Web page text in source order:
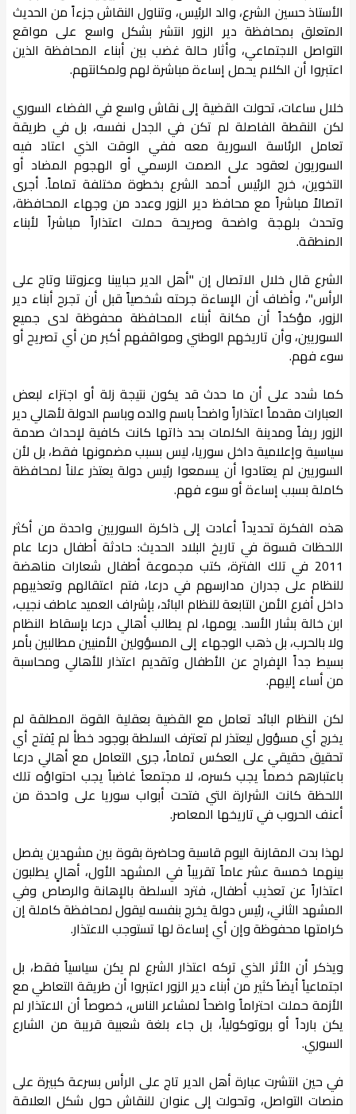
الأستاذ حسين الشرع، والد الرئيس، وتناول النقاش جزءاً من الحديث
المتعلق بمحافظة دير الزور انتشر بشكل واسع على مواقع
التواصل الاجتماعي، وأثار حالة غضب بين أبناء المحافظة الذين
اعتبروا أن الكلام يحمل إساءة مباشرة لهم ولمكانتهم.
خلال ساعات، تحولت القضية إلى نقاش واسع في الفضاء السوري
لكن النقطة الفاصلة لم تكن في الجدل نفسه، بل في طريقة
تعامل الرئاسة السورية معه ففي الوقت الذي اعتاد فيه
السوريون لعقود على الصمت الرسمي أو الهجوم المضاد أو
التخوين، خرج الرئيس أحمد الشرع بخطوة مختلفة تماماً. أجرى
اتصالاً مباشراً مع محافظ دير الزور وعدد من وجهاء المحافظة،
وتحدث بلهجة واضحة وصريحة حملت اعتذاراً مباشراً لأبناء
المنطقة.
الشرع قال خلال الاتصال إن "أهل الدير حبايبنا وعزوتنا وتاج على
الرأس"، وأضاف أن الإساءة جرحته شخصياً قبل أن تجرح أبناء دير
الزور، مؤكداً أن مكانة أبناء المحافظة محفوظة لدى جميع
السوريين، وأن تاريخهم الوطني ومواقفهم أكبر من أي تصريح أو
سوء فهم.
كما شدد على أن ما حدث قد يكون نتيجة زلة أو اجتزاء لبعض
العبارات مقدماً اعتذاراً واضحاً باسم والده وباسم الدولة لأهالي دير
الزور ريفاً ومدينة الكلمات بحد ذاتها كانت كافية لإحداث صدمة
سياسية وإعلامية داخل سوريا، ليس بسبب مضمونها فقط، بل لأن
السوريين لم يعتادوا أن يسمعوا رئيس دولة يعتذر علناً لمحافظة
كاملة بسبب إساءة أو سوء فهم.
هذه الفكرة تحديداً أعادت إلى ذاكرة السوريين واحدة من أكثر
اللحظات قسوة في تاريخ البلاد الحديث: حادثة أطفال درعا عام
2011 في تلك الفترة، كتب مجموعة أطفال شعارات مناهضة
للنظام على جدران مدارسهم في درعا، فتم اعتقالهم وتعذيبهم
داخل أفرع الأمن التابعة للنظام البائد، بإشراف العميد عاطف نجيب،
ابن خالة بشار الأسد. يومها، لم يطالب أهالي درعا بإسقاط النظام
ولا بالحرب، بل ذهب الوجهاء إلى المسؤولين الأمنيين مطالبين بأمر
بسيط جداً الإفراج عن الأطفال وتقديم اعتذار للأهالي ومحاسبة
من أساء إليهم.
لكن النظام البائد تعامل مع القضية بعقلية القوة المطلقة لم
يخرج أي مسؤول ليعتذر لم تعترف السلطة بوجود خطأ لم يُفتح أي
تحقيق حقيقي على العكس تماماً، جرى التعامل مع أهالي درعا
باعتبارهم خصماً يجب كسره، لا مجتمعاً غاضباً يجب احتواؤه تلك
اللحظة كانت الشرارة التي فتحت أبواب سوريا على واحدة من
أعنف الحروب في تاريخها المعاصر.
لهذا بدت المقارنة اليوم قاسية وحاضرة بقوة بين مشهدين يفصل
بينهما خمسة عشر عاماً تقريباً في المشهد الأول، أهالٍ يطلبون
اعتذاراً عن تعذيب أطفال، فترد السلطة بالإهانة والرصاص وفي
المشهد الثاني، رئيس دولة يخرج بنفسه ليقول لمحافظة كاملة إن
كرامتها محفوظة وإن أي إساءة لها تستوجب الاعتذار.
ويذكر أن الأثر الذي تركه اعتذار الشرع لم يكن سياسياً فقط، بل
اجتماعياً أيضاً كثير من أبناء دير الزور اعتبروا أن طريقة التعاطي مع
الأزمة حملت احتراماً واضحاً لمشاعر الناس، خصوصاً أن الاعتذار لم
يكن بارداً أو بروتوكولياً، بل جاء بلغة شعبية قريبة من الشارع
السوري.
في حين انتشرت عبارة أهل الدير تاج على الرأس بسرعة كبيرة على
منصات التواصل، وتحولت إلى عنوان للنقاش حول شكل العلاقة